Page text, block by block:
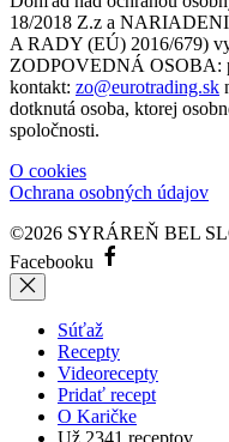
18/2018 Z.z a
A RADY (EÚ) 2016/679)
ZODPOVEDNÁ OSOBA:
kontakt: zo@eurotrading.sk
dotknutá osoba, ktorej
spoločnosti.
O cookies
Ochrana osobných údajov
©2026 SYRÁREŇ BEL
Facebooku
Súťaž
Recepty
Videorecepty
Pridať recept
O Karičke